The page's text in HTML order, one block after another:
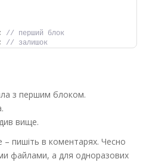
// перший блок
// залишок
з першим блоком.
вище.
пишіть в коментарях. Чесно
файлами, а для одноразових